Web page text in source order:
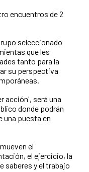
encuentros de 2
seleccionado
que les
tanto para la
su perspectiva
acción', será una
donde podrán
una puesta en
el
el ejercicio, la
saberes y el trabajo